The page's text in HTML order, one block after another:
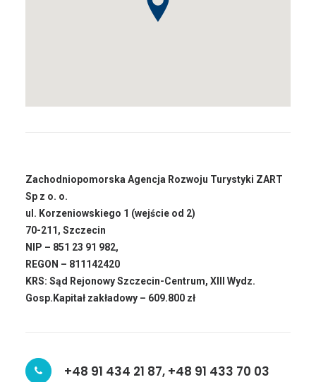
Zachodniopomorska Agencja Rozwoju Turystyki ZART
Sp z o. o.
ul. Korzeniowskiego 1 (wejście od 2)
70-211, Szczecin
NIP – 851 23 91 982,
REGON – 811142420
KRS: Sąd Rejonowy Szczecin-Centrum, XIII Wydz.
Gosp.Kapitał zakładowy – 609.800 zł
+48 91 434 21 87, +48 91 433 70 03